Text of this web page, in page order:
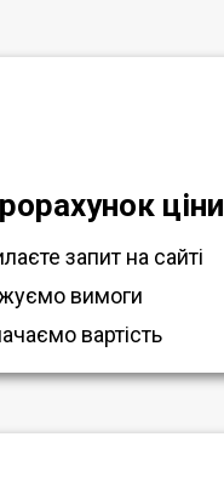
ціни
запит на сайті
вимоги
вартість